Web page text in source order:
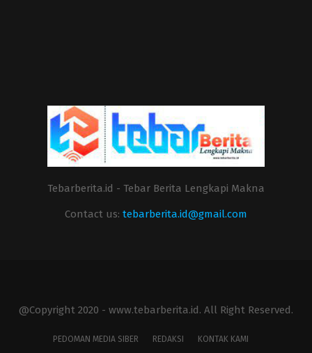
Tebarberita.id - Tebar Berita Lengkapi Makna
Contact us: tebarberita.id@gmail.com
@Copyright 2020 - www.tebarberita.id. All Right Reserved.
PEDOMAN MEDIA SIBER REDAKSI KONTAK KAMI